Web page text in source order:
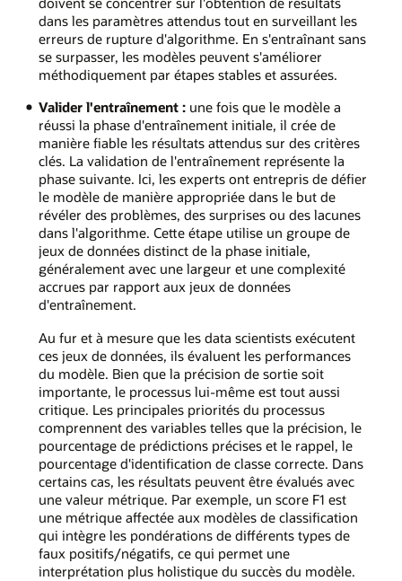
dans les paramètres attendus tout en surveillant les
erreurs de rupture d'algorithme. En s'entraînant sans
se surpasser, les modèles peuvent s'améliorer
méthodiquement par étapes stables et assurées.
Valider l'entraînement :une fois que le modèle a
réussi la phase d'entraînement initiale, il crée de
manière fiable les résultats attendus sur des critères
clés. La validation de l'entraînement représente la
phase suivante. Ici, les experts ont entrepris de défier
le modèle de manière appropriée dans le but de
révéler des problèmes, des surprises ou des lacunes
dans l'algorithme. Cette étape utilise un groupe de
jeux de données distinct de la phase initiale,
généralement avec une largeur et une complexité
accrues par rapport aux jeux de données
d'entraînement.
Au fur et à mesure que les data scientists exécutent
ces jeux de données, ils évaluent les performances
du modèle. Bien que la précision de sortie soit
importante, le processus lui-même est tout aussi
critique. Les principales priorités du processus
comprennent des variables telles que la précision, le
pourcentage de prédictions précises et le rappel, le
pourcentage d'identification de classe correcte. Dans
certains cas, les résultats peuvent être évalués avec
une valeur métrique. Par exemple, un score F1 est
une métrique affectée aux modèles de classification
qui intègre les pondérations de différents types de
faux positifs/négatifs, ce qui permet une
interprétation plus holistique du succès du modèle.